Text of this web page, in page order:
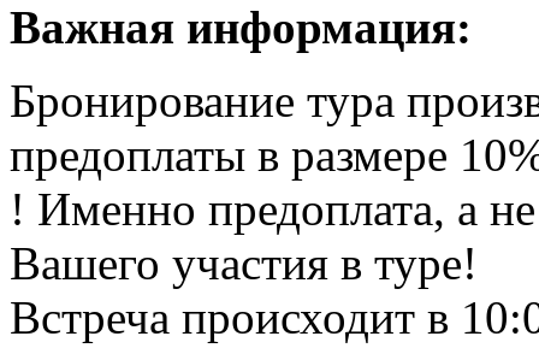
Важная информация:
Бронирование тура
предоплаты в размере
! Именно предоплата, а не
Вашего участия в туре!
Встреча происходит в